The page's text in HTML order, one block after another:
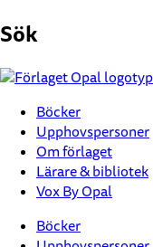
till
Sök
Böcker
Upphovspersoner
Om förlaget
Lärare & bibliotek
Vox By Opal
Böcker